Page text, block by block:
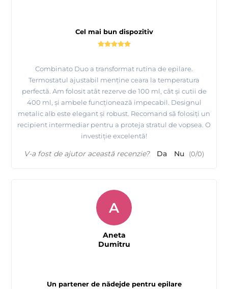
Cel mai bun dispozitiv
Combinato Duo a transformat rutina de epilare.
Termostatul ajustabil menține ceara la temperatura
perfectă. Am folosit atât rezerve de 100 ml, cât și cutii de
400 ml, și ambele funcționează impecabil. Designul
metalic alb este elegant și robust. Recomand să folosiți un
recipient intermediar pentru a proteja stratul de vopsea. O
investiție excelentă!
V-a fost de ajutor această recenzie? Da Nu (0/0)
Un partener de nădejde pentru epilare
A
Aneta
Dumitru